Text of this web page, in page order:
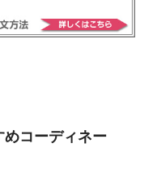
めコーディネー